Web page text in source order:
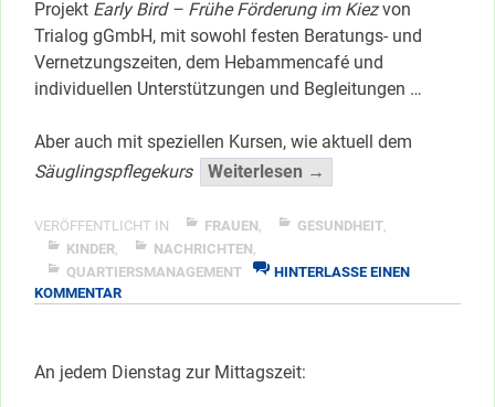
Projekt Early Bird – Frühe Förderung im Kiezvon
Trialog gGmbH, mit sowohl festen Beratungs- und
Vernetzungszeiten, dem Hebammencafé und
individuellen Unterstützungen und Begleitungen …
Aber auch mit speziellen Kursen, wie aktuell dem
Säuglingspflegekurs
Weiterlesen →
Early-
–
Frühe
VERÖFFENTLICHT IN FRAUEN GESUNDHEIT
KINDER
NACHRICHTEN
QUARTIERSMANAGEMENT
HINTERLASSE EINEN
KOMMENTARZU
BIRD
An jedem Dienstag zur Mittagszeit: